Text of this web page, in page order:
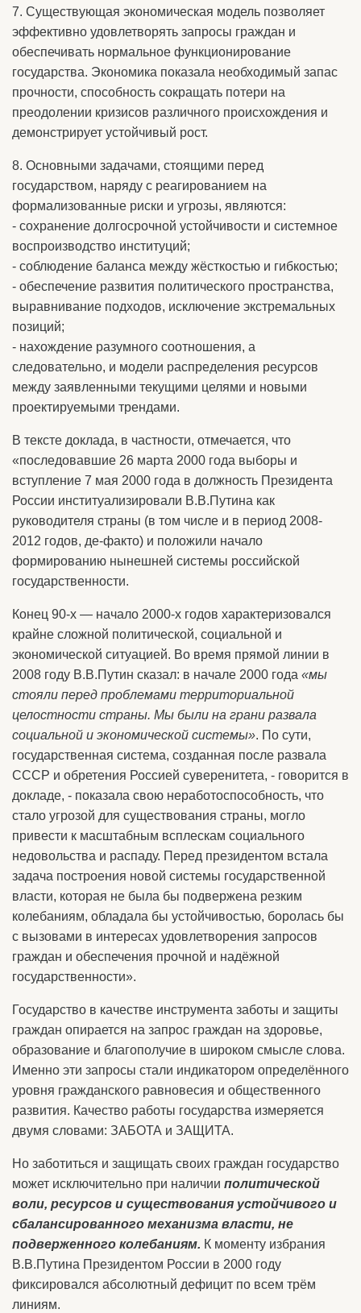
7. Существующая экономическая модель позволяет
эффективно удовлетворять запросы граждан и
обеспечивать нормальное функционирование
государства. Экономика показала необходимый запас
прочности, способность сокращать потери на
преодолении кризисов различного происхождения и
демонстрирует устойчивый рост.
8. Основными задачами, стоящими перед
государством, наряду с реагированием на
формализованные риски и угрозы, являются:
- сохранение долгосрочной устойчивости и системное
воспроизводство институций;
- соблюдение баланса между жёсткостью и гибкостью;
- обеспечение развития политического пространства,
выравнивание подходов, исключение экстремальных
позиций;
- нахождение разумного соотношения, а
следовательно, и модели распределения ресурсов
между заявленными текущими целями и новыми
проектируемыми трендами.
В тексте доклада, в частности, отмечается, что
«последовавшие 26 марта 2000 года выборы и
вступление 7 мая 2000 года в должность Президента
России институализировали В.В.Путина как
руководителя страны (в том числе и в период 2008-
2012 годов, де-факто) и положили начало
формированию нынешней системы российской
государственности.
Конец 90-х — начало 2000-х годов характеризовался
крайне сложной политической, социальной и
экономической ситуацией. Во время прямой линии в
2008 году В.В.Путин сказал: в начале 2000 года «мы
стояли перед проблемами территориальной
целостности страны. Мы были на грани развала
социальной и экономической системы». По сути,
государственная система, созданная после развала
СССР и обретения Россией суверенитета, - говорится в
докладе, - показала свою неработоспособность, что
стало угрозой для существования страны, могло
привести к масштабным всплескам социального
недовольства и распаду. Перед президентом встала
задача построения новой системы государственной
власти, которая не была бы подвержена резким
колебаниям, обладала бы устойчивостью, боролась бы
с вызовами в интересах удовлетворения запросов
граждан и обеспечения прочной и надёжной
государственности».
Государство в качестве инструмента заботы и защиты
граждан опирается на запрос граждан на здоровье,
образование и благополучие в широком смысле слова.
Именно эти запросы стали индикатором определённого
уровня гражданского равновесия и общественного
развития. Качество работы государства измеряется
двумя словами: ЗАБОТА и ЗАЩИТА.
Но заботиться и защищать своих граждан государство
может исключительно при наличии политической
воли, ресурсов и существования устойчивого и
сбалансированного механизма власти, не
подверженного колебаниям. К моменту избрания
В.В.Путина Президентом России в 2000 году
фиксировался абсолютный дефицит по всем трём
линиям.